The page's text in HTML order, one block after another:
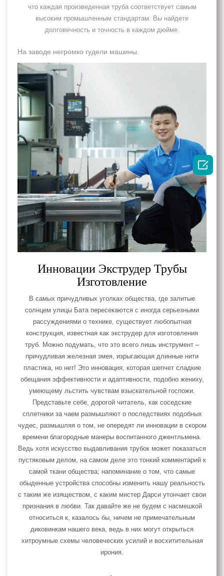
что каждая произведенная труба соответствует самым
высоким промышленным стандартам. Вы найдете
долговечность и точность в каждом дюйме.
На заводе негромко гудели машины.
Инновации Экструдер Трубы
Изготовление
В самых причудливых уголках общества, где залитые
солнцем улицы Бата пересекаются с иногда серьезными
рассуждениями о технике, существует любопытная
конструкция, известная как экструдер для изготовления
труб. Можно подумать, что это всего лишь инструмент –
причудливая железная змея, изрыгающая длинные нити
пластика, но нет! Это инновация, которая шепчет сладкие
обещания эффективности и адаптивности, подобно жениху,
умеющему льстить чувствам взыскательной госпожи.
Представьте себе, дорогой читатель, как соседские
сплетники за чаем размышляют о последствиях подобных
чудес, размышляя о том, не опередят ли инновации в скором
времени благородные манеры воспитанного джентльмена.
Ведь хотя искусство выдавливания трубок может показаться
пустяковым делом, на самом деле это тонкий комментарий к
самой ткани общества; напоминание о том, что самые
обыденные устройства способны изменить нашу реальность
с таким же изяществом, с каким мистер Дарси утончает свои
признания в любви. Так давайте же не будем с насмешкой
относиться к, казалось бы, ничем не примечательным
диковинкам нашего века, ведь в них могут открыться
хитроумные схемы человеческих усилий и восхитительная
ирония.
